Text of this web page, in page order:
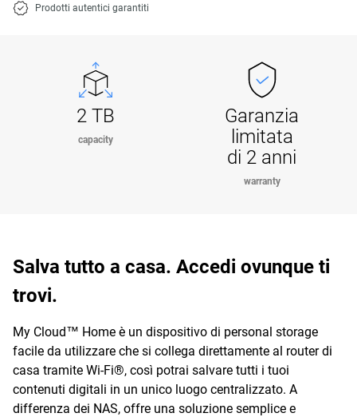
Prodotti autentici garantiti
2 TB
capacity
Garanzia
limitata
di 2 anni
warranty
Salva tutto a casa. Accedi ovunque ti
trovi.
My Cloud™ Home è un dispositivo di personal storage
facile da utilizzare che si collega direttamente al router di
casa tramite Wi-Fi®, così potrai salvare tutti i tuoi
contenuti digitali in un unico luogo centralizzato. A
differenza dei NAS, offre una soluzione semplice e